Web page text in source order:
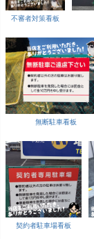
不審者対策看板
無断駐車看板
契約者駐車場看板